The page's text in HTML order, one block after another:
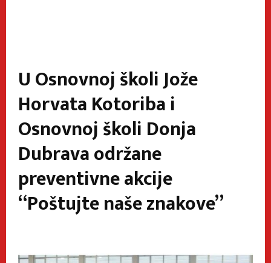
U Osnovnoj školi Jože
Horvata Kotoriba i
Osnovnoj školi Donja
Dubrava održane
preventivne akcije
“Poštujte naše znakove”